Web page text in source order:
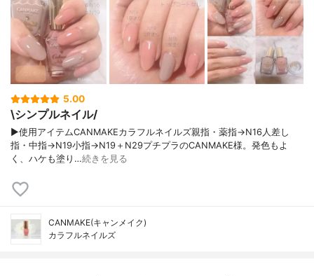
5.00
\シンプルネイル/
▶使用アイテムCANMAKEカラフルネイルズ親指・薬指→N16人差し
指・中指→N19小指→N19＋N29プチプラのCANMAKE様。発色もよ
く、ハケも塗り…続きを見る
CANMAKE(キャンメイク)
カラフルネイルズ